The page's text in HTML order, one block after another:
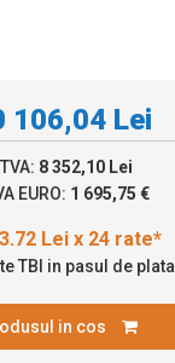
106,04 Lei
8 352,10 Lei
EURO: 1 695,75 €
TBI in pasul de plata
in cos